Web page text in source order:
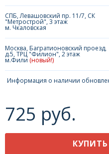
СПБ, Левашовский пр. 11/7, СК
"Метрострой", 3 этаж
м. Чкаловская
Москва, Багратионовский проезд,
д.5, ТРЦ "Филион", 2 этаж
м.Фили (новый!)
Информация о наличии
725 руб.
КУПИТЬ